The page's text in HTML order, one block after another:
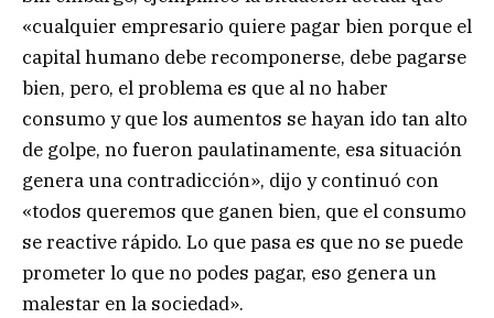
«cualquier empresario quiere pagar bien porque el
capital humano debe recomponerse, debe pagarse
bien, pero, el problema es que al no haber
consumo y que los aumentos se hayan ido tan alto
de golpe, no fueron paulatinamente, esa situación
genera una contradicción», dijo y continuó con
«todos queremos que ganen bien, que el consumo
se reactive rápido. Lo que pasa es que no se puede
prometer lo que no podes pagar, eso genera un
malestar en la sociedad».